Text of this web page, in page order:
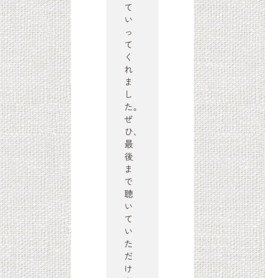
て
い
っ
て
く
れ
ま
し
た。
ぜ
ひ、
最
後
ま
で
聴
い
て
い
た
だ
け